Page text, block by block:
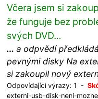
Včera jsem si
že funguje bez
svých DVD...
... a odpvědí
pevnými disky Na
si zakoupil nový
Odpovídající výrazy: 1 -
externi-usb-disk-neni-